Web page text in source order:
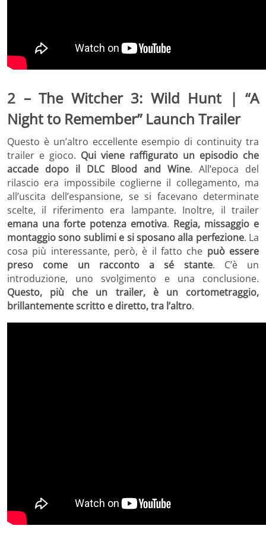
2 – The Witcher 3: Wild Hunt | “A
Night to Remember” Launch Trailer
Questo è un’altro eccellente esempio di continuity tra
trailer e gioco. Qui viene raffigurato un episodio che
accade dopo il DLC Blood and Wine. All’epoca del
rilascio era impossibile coglierne il collegamento, ma
all’uscita dell’espansione, se si facevano determinate
scelte, il riferimento era lampante. Inoltre, il trailer
emana una forte potenza emotiva. Regia, missaggio e
montaggio sono sublimi e si sposano alla perfezione. La
cosa più interessante, però, è il fatto che può essere
preso come un racconto a sé stante. C’è un
introduzione, uno svolgimento e una conclusione.
Questo, più che un trailer, è un cortometraggio,
brillantemente scritto e diretto, tra l’altro.